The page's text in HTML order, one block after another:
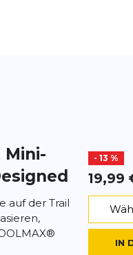
- 13 %
19,99
auf der Trail
IN